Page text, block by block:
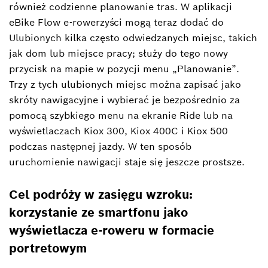
również codzienne planowanie tras. W aplikacji
eBike Flow e-rowerzyści mogą teraz dodać do
Ulubionych kilka często odwiedzanych miejsc, takich
jak dom lub miejsce pracy; służy do tego nowy
przycisk na mapie w pozycji menu „Planowanie”.
Trzy z tych ulubionych miejsc można zapisać jako
skróty nawigacyjne i wybierać je bezpośrednio za
pomocą szybkiego menu na ekranie Ride lub na
wyświetlaczach Kiox 300, Kiox 400C i Kiox 500
podczas następnej jazdy. W ten sposób
uruchomienie nawigacji staje się jeszcze prostsze.
Cel podróży w zasięgu wzroku:
korzystanie ze smartfonu jako
wyświetlacza e-roweru w formacie
portretowym